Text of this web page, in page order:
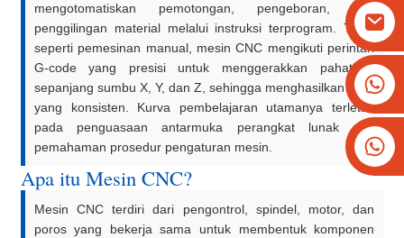
+8613825779334
+16266628193
mengotomatiskan pemotongan, pengeboran, dan
penggilingan material melalui instruksi terprogram. Tidak
seperti pemesinan manual, mesin CNC mengikuti perintah
G-code yang presisi untuk menggerakkan pahat di
sepanjang sumbu X, Y, dan Z, sehingga menghasilkan hasil
yang konsisten. Kurva pembelajaran utamanya terletak
pada penguasaan antarmuka perangkat lunak dan
pemahaman prosedur pengaturan mesin.
Apa itu Mesin CNC?
Mesin CNC terdiri dari pengontrol, spindel, motor, dan
poros yang bekerja sama untuk membentuk komponen